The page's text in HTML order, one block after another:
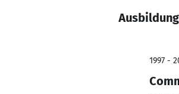
1997 -